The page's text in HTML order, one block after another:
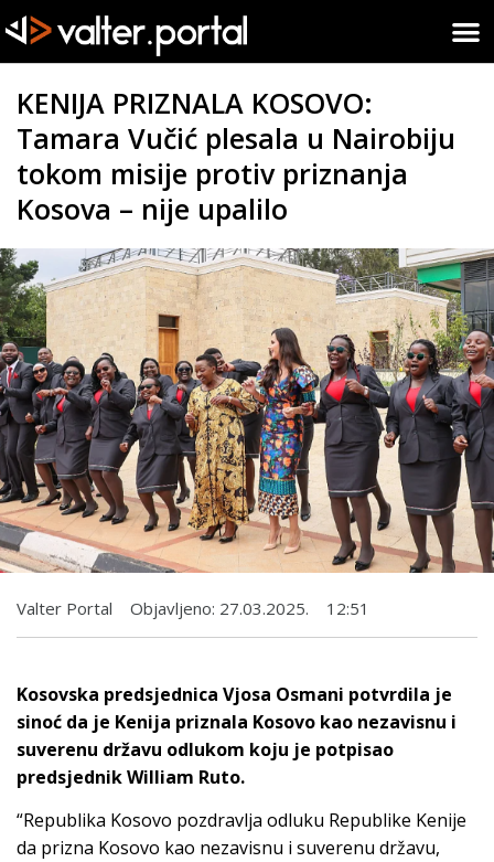
KENIJA PRIZNALA KOSOVO:
Tamara Vučić plesala u Nairobiju
tokom misije protiv priznanja
Kosova – nije upalilo
Valter Portal Objavljeno: 27.03.2025. 12:51
Kosovska predsjednica Vjosa Osmani potvrdila je
sinoć da je Kenija priznala Kosovo kao nezavisnu i
suverenu državu odlukom koju je potpisao
predsjednik William Ruto.
“Republika Kosovo pozdravlja odluku Republike Kenije
da prizna Kosovo kao nezavisnu i suverenu državu,